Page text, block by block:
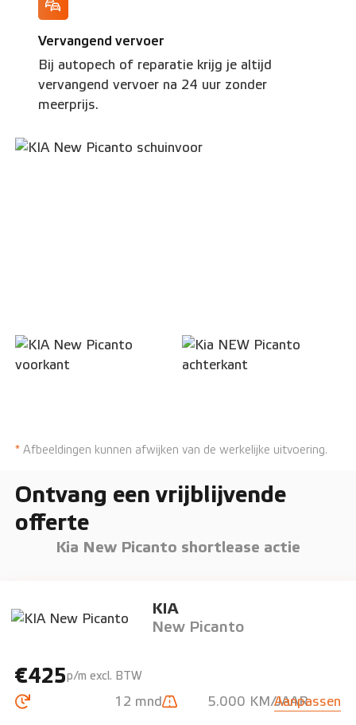
Vervangend vervoer
Bij autopech of reparatie krijg je altijd
vervangend vervoer na 24 uur zonder
meerprijs.
* Afbeeldingen kunnen afwijken van de werkelijke uitvoering.
Ontvang een vrijblijvende
offerte
Kia New Picanto shortlease actie
KIA
New Picanto
€425p/m excl. BTW
12 mnd 5.000 KM/JAARAanpassen